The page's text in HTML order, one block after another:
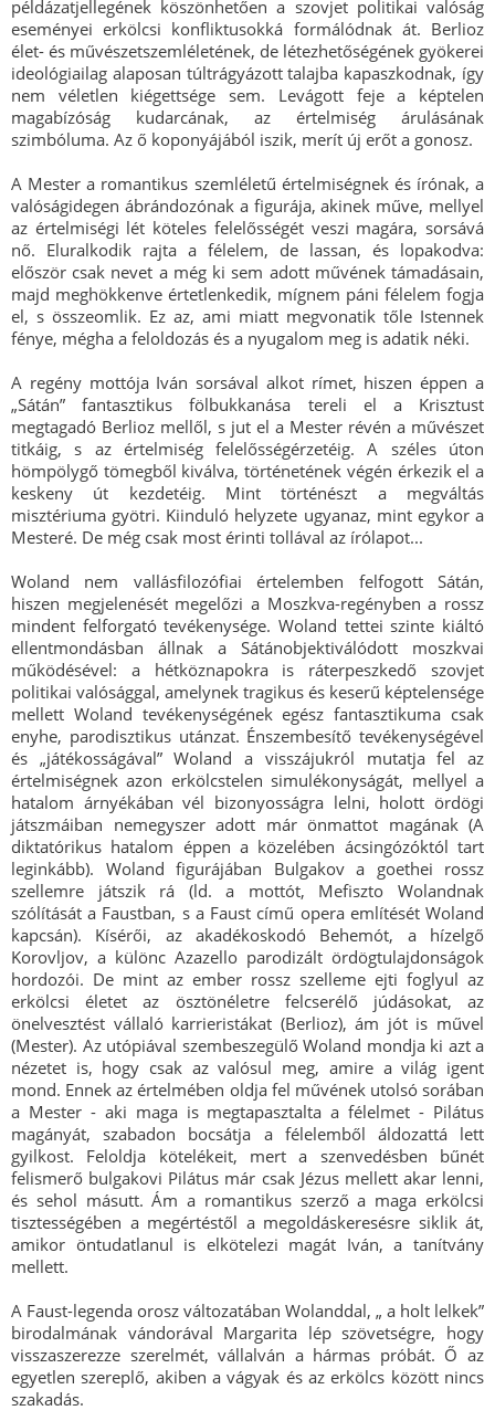
példázatjellegének köszönhetően a szovjet politikai valóság
eseményei erkölcsi konfliktusokká formálódnak át. Berlioz
élet- és művészetszemléletének, de létezhetőségének gyökerei
ideológiailag alaposan túltrágyázott talajba kapaszkodnak, így
nem véletlen kiégettsége sem. Levágott feje a képtelen
magabízóság kudarcának, az értelmiség árulásának
szimbóluma. Az ő koponyájából iszik, merít új erőt a gonosz.
A Mester a romantikus szemléletű értelmiségnek és írónak, a
valóságidegen ábrándozónak a figurája, akinek műve, mellyel
az értelmiségi lét köteles felelősségét veszi magára, sorsává
nő. Eluralkodik rajta a félelem, de lassan, és lopakodva:
először csak nevet a még ki sem adott művének támadásain,
majd meghökkenve értetlenkedik, mígnem páni félelem fogja
el, s összeomlik. Ez az, ami miatt megvonatik tőle Istennek
fénye, mégha a feloldozás és a nyugalom meg is adatik néki.
A regény mottója Iván sorsával alkot rímet, hiszen éppen a
„Sátán” fantasztikus fölbukkanása tereli el a Krisztust
megtagadó Berlioz mellől, s jut el a Mester révén a művészet
titkáig, s az értelmiség felelősségérzetéig. A széles úton
hömpölygő tömegből kiválva, történetének végén érkezik el a
keskeny út kezdetéig. Mint történészt a megváltás
misztériuma gyötri. Kiinduló helyzete ugyanaz, mint egykor a
Mesteré. De még csak most érinti tollával az írólapot...
Woland nem vallásfilozófiai értelemben felfogott Sátán,
hiszen megjelenését megelőzi a Moszkva-regényben a rossz
mindent felforgató tevékenysége. Woland tettei szinte kiáltó
ellentmondásban állnak a Sátánobjektiválódott moszkvai
működésével: a hétköznapokra is ráterpeszkedő szovjet
politikai valósággal, amelynek tragikus és keserű képtelensége
mellett Woland tevékenységének egész fantasztikuma csak
enyhe, parodisztikus utánzat. Énszembesítő tevékenységével
és „játékosságával” Woland a visszájukról mutatja fel az
értelmiségnek azon erkölcstelen simulékonyságát, mellyel a
hatalom árnyékában vél bizonyosságra lelni, holott ördögi
játszmáiban nemegyszer adott már önmattot magának (A
diktatórikus hatalom éppen a közelében ácsingózóktól tart
leginkább). Woland figurájában Bulgakov a goethei rossz
szellemre játszik rá (ld. a mottót, Mefiszto Wolandnak
szólítását a Faustban, s a Faust című opera említését Woland
kapcsán). Kísérői, az akadékoskodó Behemót, a hízelgő
Korovljov, a különc Azazello parodizált ördögtulajdonságok
hordozói. De mint az ember rossz szelleme ejti foglyul az
erkölcsi életet az ösztönéletre felcserélő júdásokat, az
önelvesztést vállaló karrieristákat (Berlioz), ám jót is művel
(Mester). Az utópiával szembeszegülő Woland mondja ki azt a
nézetet is, hogy csak az valósul meg, amire a világ igent
mond. Ennek az értelmében oldja fel művének utolsó sorában
a Mester - aki maga is megtapasztalta a félelmet - Pilátus
magányát, szabadon bocsátja a félelemből áldozattá lett
gyilkost. Feloldja kötelékeit, mert a szenvedésben bűnét
felismerő bulgakovi Pilátus már csak Jézus mellett akar lenni,
és sehol másutt. Ám a romantikus szerző a maga erkölcsi
tisztességében a megértéstől a megoldáskeresésre siklik át,
amikor öntudatlanul is elkötelezi magát Iván, a tanítvány
mellett.
A Faust-legenda orosz változatában Wolanddal, „ a holt lelkek”
birodalmának vándorával Margarita lép szövetségre, hogy
visszaszerezze szerelmét, vállalván a hármas próbát. Ő az
egyetlen szereplő, akiben a vágyak és az erkölcs között nincs
szakadás.